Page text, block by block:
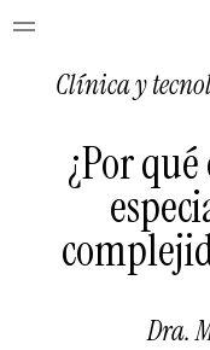
Clínica y
¿Por
Dra.